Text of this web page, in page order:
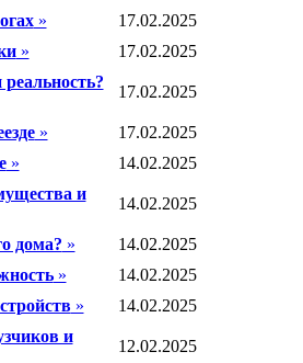
»
17.02.2025
»
17.02.2025
17.02.2025
»
17.02.2025
»
14.02.2025
и
14.02.2025
дома? »
14.02.2025
»
14.02.2025
»
14.02.2025
и
12.02.2025